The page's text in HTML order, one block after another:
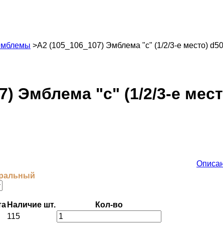
>А2 (105_106_107) Эмблема "с" (1/2/3-е место)
Эмблема "с" (1/2/3-е
a Наличие шт.
Кол-во
115